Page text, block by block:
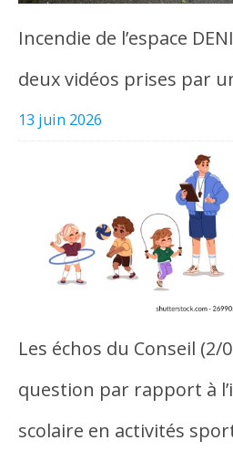
Incendie de l’espace
deux vidéos prises par
13 juin 2026
Les échos du Conseil (2/
question par rapport à
scolaire en activités